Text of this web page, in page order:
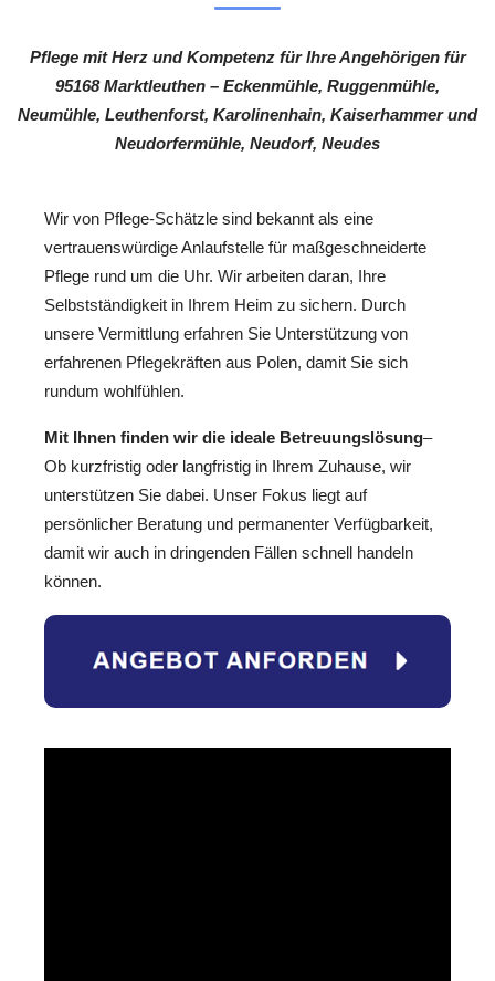
Pflege mit Herz und Kompetenz für Ihre Angehörigen für
95168 Marktleuthen – Eckenmühle, Ruggenmühle,
Neumühle, Leuthenforst, Karolinenhain, Kaiserhammer und
Neudorfermühle, Neudorf, Neudes
Wir von Pflege-Schätzle sind bekannt als eine
vertrauenswürdige Anlaufstelle für maßgeschneiderte
Pflege rund um die Uhr. Wir arbeiten daran, Ihre
Selbstständigkeit in Ihrem Heim zu sichern. Durch
unsere Vermittlung erfahren Sie Unterstützung von
erfahrenen Pflegekräften aus Polen, damit Sie sich
rundum wohlfühlen.
Mit Ihnen finden wir die ideale Betreuungslösung–
Ob kurzfristig oder langfristig in Ihrem Zuhause, wir
unterstützen Sie dabei. Unser Fokus liegt auf
persönlicher Beratung und permanenter Verfügbarkeit,
damit wir auch in dringenden Fällen schnell handeln
können.